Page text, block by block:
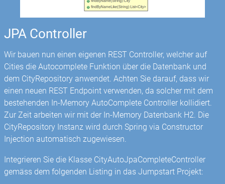
JPA Controller
Wir bauen nun einen eigenen REST Controller, welcher auf
Cities die Autocomplete Funktion über die Datenbank und
dem CityRepository anwendet. Achten Sie darauf, dass wir
einen neuen REST Endpoint verwenden, da solcher mit dem
bestehenden In-Memory AutoComplete Controller kollidiert.
Zur Zeit arbeiten wir mit der In-Memory Datenbank H2. Die
CityRepository Instanz wird durch Spring via Constructor
Injection automatisch zugewiesen.
Integrieren Sie die Klasse CityAutoJpaCompleteController
gemäss dem folgenden Listing in das Jumpstart Projekt: